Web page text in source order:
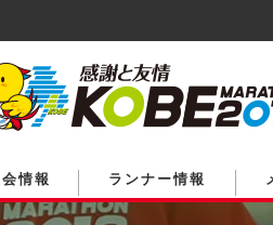
情報 ランナー情報